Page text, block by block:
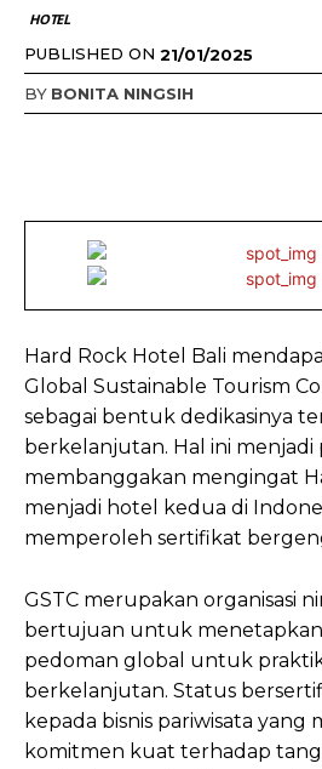
HOTEL
PUBLISHED ON 21/01/2025
BY BONITA NINGSIH
Hard Rock Hotel Bali
Global Sustainable Tourism
sebagai bentuk dedikasinya
berkelanjutan. Hal ini menjadi
membanggakan mengingat
menjadi hotel kedua di
memperoleh sertifikat
GSTC merupakan organisasi
bertujuan untuk
pedoman global untuk
berkelanjutan. Status
kepada bisnis pariwisata
komitmen kuat terhadap